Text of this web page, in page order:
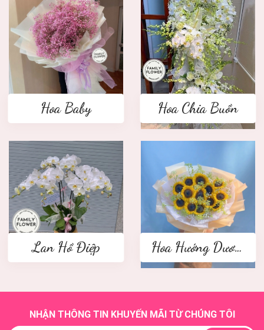
Hoa Baby Hoa Chia Buồn
Lan Hồ Điệp Hoa Hướng Dương
NHẬN THÔNG TIN KHUYẾN MÃI TỪ CHÚNG TÔI